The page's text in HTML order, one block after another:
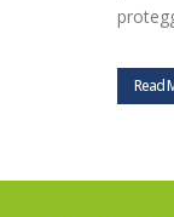
Read